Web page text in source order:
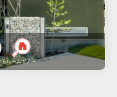
るルームツアー